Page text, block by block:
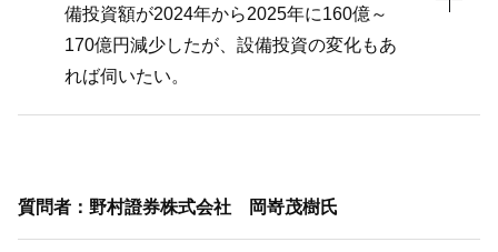
においても、AIの活用を通じた生産性の向上などの先
進的な取り組みを進めていきます。こうした取り組み
が、オペレーティング・レバレッジにも効いて、より
利益のある成長につながると考えています。
だったのですが、毎年意気込みは強く、2026年がこ
れまでと特別大きく違うかと問われると、明確な違い
を挙げるのは難しいです。
2025年を振り返ると、当社はTUCで約25%の市場シ
は変わっていませんが、細かい部分で競合他社に負け
ていないのか、2025年以上に精緻な分析を深く実施
備投資額が2024年から2025年に160億～
170億円減少したが、設備投資の変化もあ
れば伺いたい。
り、設備投資を増やさなければ競争優位性が発揮でき
質問者：野村證券株式会社 岡嵜茂樹氏